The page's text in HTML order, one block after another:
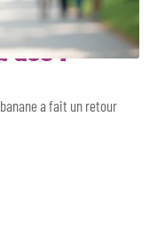
dos :
a fait un retour